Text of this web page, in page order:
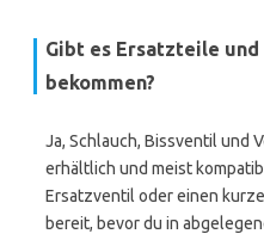
Gibt es Ersatzteile
bekommen?
Ja, Schlauch, Bissventil und
erhältlich und meist
Ersatzventil oder einen
bereit, bevor du in